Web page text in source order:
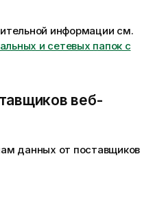
информации см.
и сетевых папок с
веб-
данных от поставщиков